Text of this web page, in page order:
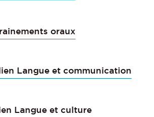
oraux
Langue et communication
Langue et culture